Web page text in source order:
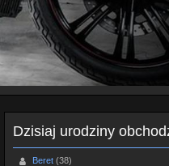
Dzisiaj urodziny
Beret(38)